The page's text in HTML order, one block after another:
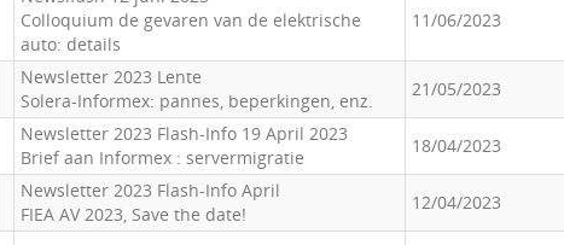
Colloquium de gevaren van de elektrische
auto: details
11/06/2023
Newsletter 2023 Lente
Solera-Informex: pannes, beperkingen, enz.
21/05/2023
Newsletter 2023 Flash-Info 19 April 2023
Brief aan Informex : servermigratie
18/04/2023
Newsletter 2023 Flash-Info April
FIEA AV 2023, Save the date!
12/04/2023